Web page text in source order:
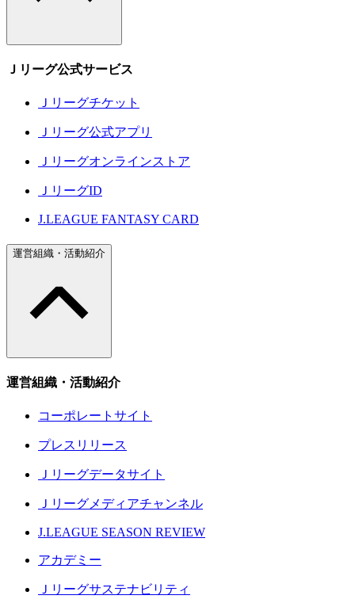
Ｊリーグ公式サービス
Ｊリーグチケット
Ｊリーグ公式アプリ
Ｊリーグオンラインストア
ＪリーグID
J.LEAGUE FANTASY CARD
運営組織・活動紹介
運営組織・活動紹介
コーポレートサイト
プレスリリース
Ｊリーグデータサイト
Ｊリーグメディアチャンネル
J.LEAGUE SEASON REVIEW
アカデミー
Ｊリーグサステナビリティ